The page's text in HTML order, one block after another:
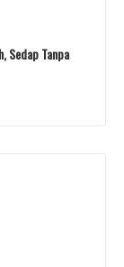
Sedap Tanpa